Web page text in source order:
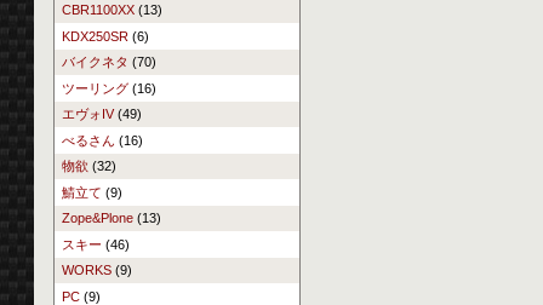
CBR1100XX(13)
KDX250SR(6)
バイクネタ (70)
ツーリング(16)
エヴォIV(49)
べるさん (16)
物欲 (32)
鯖立て (9)
Zope&Plone(13)
スキー (46)
WORKS(9)
PC(9)